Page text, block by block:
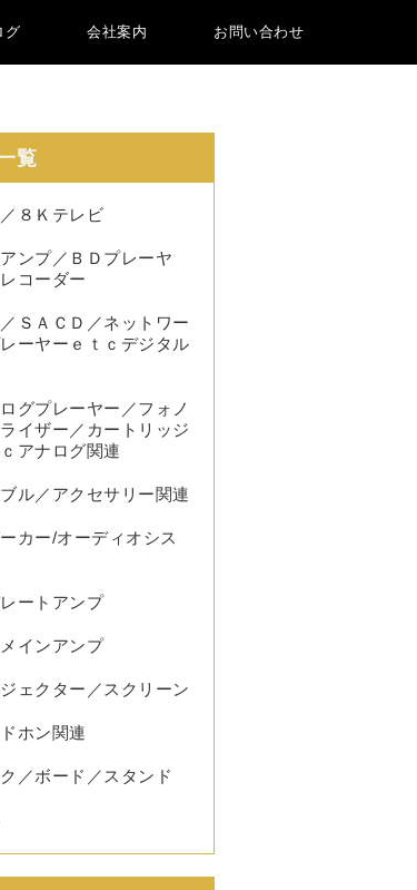
グ 会社案内 お問い合わせ
覧
８Ｋテレビ
アンプ／ＢＤプレーヤ
コーダー
ＳＡＣＤ／ネットワー
ーヤーｅｔｃデジタル
グプレーヤー／フォノ
イザー／カートリッジ
アナログ関連
ル／アクセサリー関連
カー/オーディオシス
ートアンプ
インアンプ
ェクター／スクリーン
ホン関連
／ボード／スタンド